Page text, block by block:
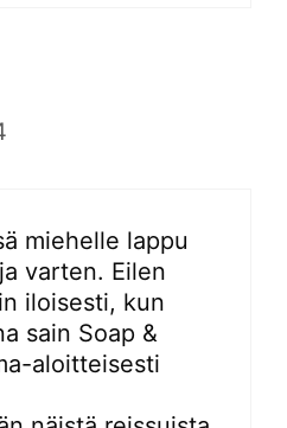
miehelle lappu
varten. Eilen
iloisesti, kun
sain Soap &
aloitteisesti